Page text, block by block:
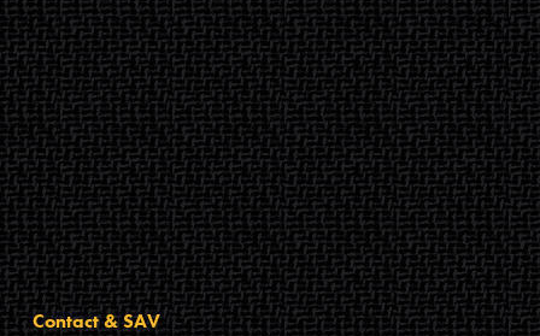
Contact & SAV